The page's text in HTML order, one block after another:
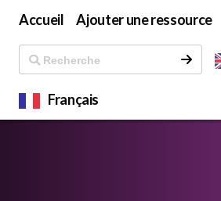
Accueil Ajouter une ressource
Français